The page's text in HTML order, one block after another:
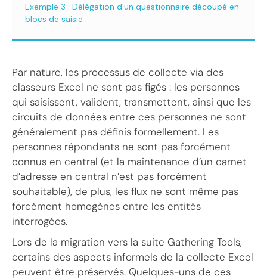
Exemple 3 : Délégation d’un questionnaire découpé en
blocs de saisie
Par nature, les processus de collecte via des
classeurs Excel ne sont pas figés : les personnes
qui saisissent, valident, transmettent, ainsi que les
circuits de données entre ces personnes ne sont
généralement pas définis formellement. Les
personnes répondants ne sont pas forcément
connus en central (et la maintenance d’un carnet
d’adresse en central n’est pas forcément
souhaitable), de plus, les flux ne sont même pas
forcément homogènes entre les entités
interrogées.
Lors de la migration vers la suite Gathering Tools,
certains des aspects informels de la collecte Excel
peuvent être préservés. Quelques-uns de ces